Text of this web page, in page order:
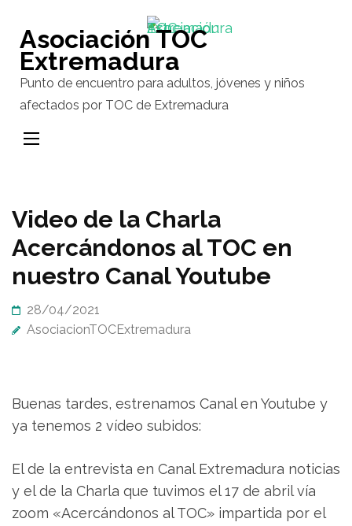
contenido
(presiona
Intro)
Asociación TOC
Extremadura
Punto de encuentro para adultos, jóvenes y niños
afectados por TOC de Extremadura
Video de la Charla
Acercándonos al TOC en
nuestro Canal Youtube
28/04/2021
AsociacionTOCExtremadura
Buenas tardes, estrenamos Canal en Youtube y
ya tenemos 2 vídeo subidos:
El de la entrevista en Canal Extremadura noticias
y el de la Charla que tuvimos el 17 de abril vía
zoom «Acercándonos al TOC» impartida por el